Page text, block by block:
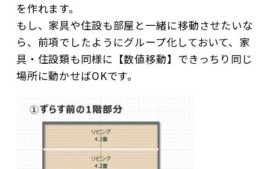
を作れます。
もし、家具や住設も部屋と一緒に移動させたいな
ら、前項でしたようにグループ化しておいて、家
具・住設類も同様に【数値移動】できっちり同じ
場所に動かせばOKです。